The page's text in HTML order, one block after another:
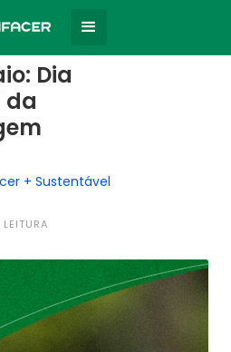
as notícias
Dia
da
+ Sustentável